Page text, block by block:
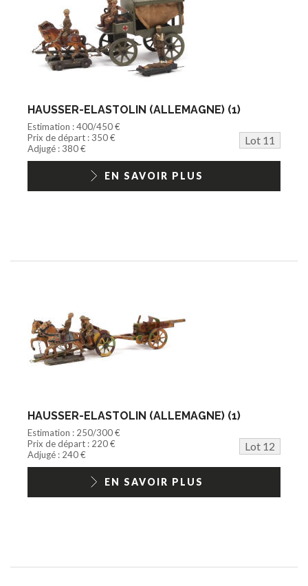
HAUSSER-ELASTOLIN (ALLEMAGNE) (1)
Estimation : 400/450 €
Prix de départ : 350 €
Lot 11
Adjugé : 380 €
EN SAVOIR PLUS
HAUSSER-ELASTOLIN (ALLEMAGNE) (1)
Estimation : 250/300 €
Prix de départ : 220 €
Lot 12
Adjugé : 240 €
EN SAVOIR PLUS